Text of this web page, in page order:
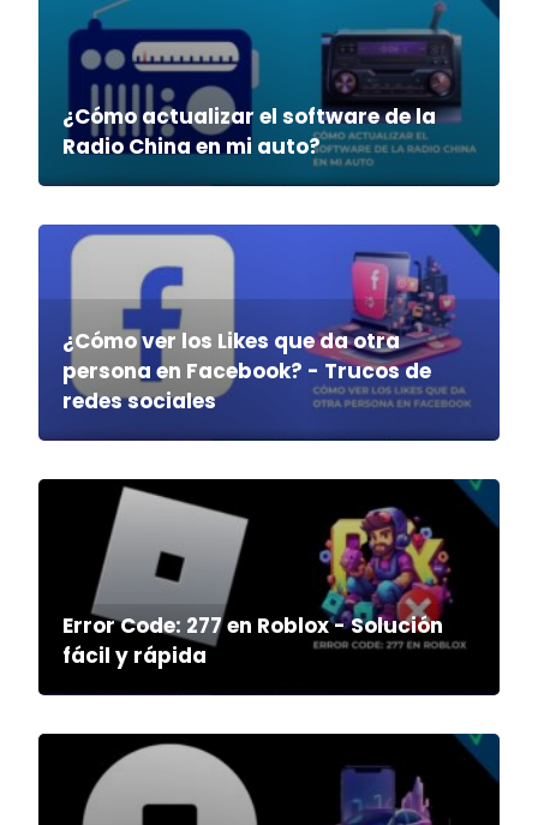
¿Cómo actualizar el software de la
Radio China en mi auto?
¿Cómo ver los Likes que da otra
persona en Facebook? - Trucos de
redes sociales
Error Code: 277 en Roblox - Solución
fácil y rápida